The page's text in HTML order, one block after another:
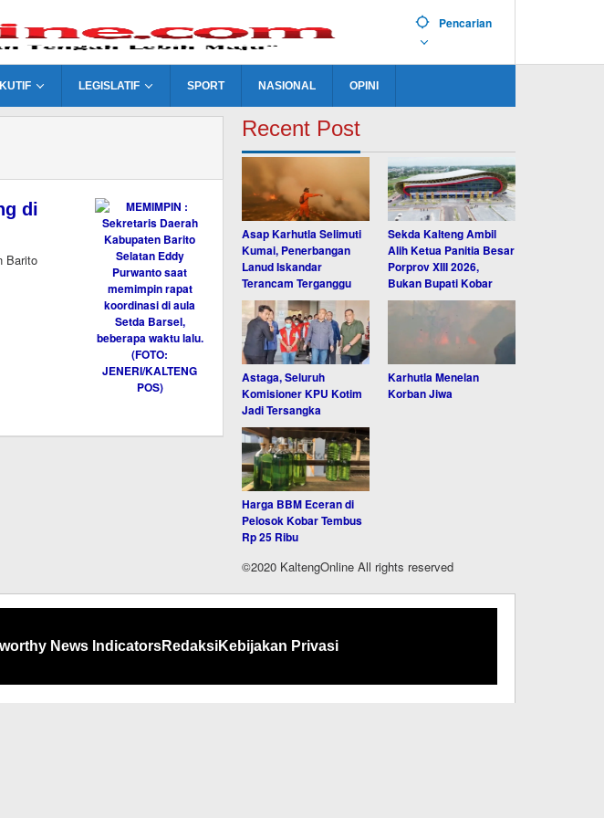
Pencarian
LEGISLATIF SPORT NASIONAL OPINI
di
Barito
Recent Post
Asap Karhutla Selimuti
Kumai, Penerbangan
Lanud Iskandar
Terancam Terganggu
Sekda Kalteng Ambil
Alih Ketua Panitia Besar
Porprov XIII 2026,
Bukan Bupati Kobar
Astaga, Seluruh
Komisioner KPU Kotim
Jadi Tersangka
Karhutla Menelan
Korban Jiwa
Harga BBM Eceran di
Pelosok Kobar Tembus
Rp 25 Ribu
©2020 KaltengOnline All rights reserved
News IndicatorsRedaksiKebijakan Privasi